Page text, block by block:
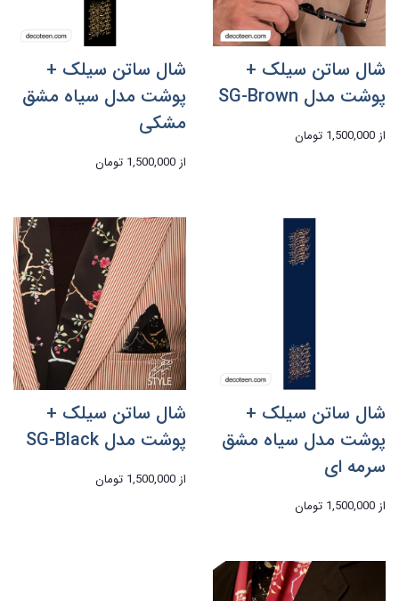
شال ساتن سیلک +
پوشت مدل SG-Brown
از 1,500,000 تومان
شال ساتن سیلک +
پوشت مدل سیاه مشق
مشکی
از 1,500,000 تومان
شال ساتن سیلک +
پوشت مدل سیاه مشق
سرمه ای
از 1,500,000 تومان
شال ساتن سیلک +
پوشت مدل SG-Black
از 1,500,000 تومان